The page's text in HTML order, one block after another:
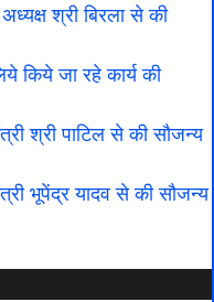
श्री बिरला से की
किये जा रहे कार्य की
श्री पाटिल से की सौजन्य
भूपेंद्र यादव से की सौजन्य